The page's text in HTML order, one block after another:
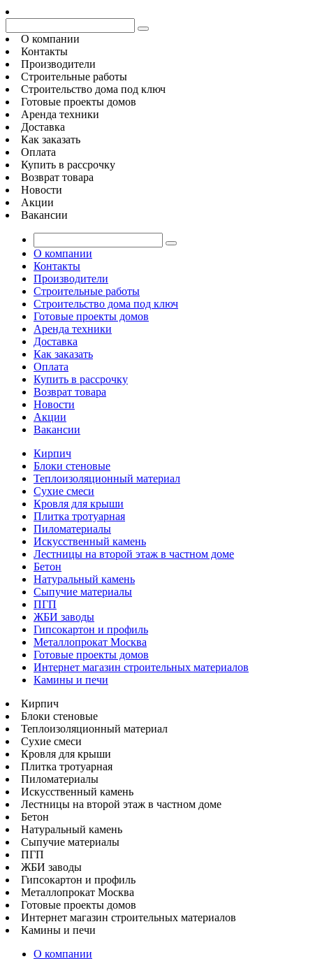
О компании
Контакты
Производители
Строительные работы
Строительство дома под ключ
Готовые проекты домов
Аренда техники
Доставка
Как заказать
Оплата
Купить в рассрочку
Возврат товара
Новости
Акции
Вакансии
О компании
Контакты
Производители
Строительные работы
Строительство дома под ключ
Готовые проекты домов
Аренда техники
Доставка
Как заказать
Оплата
Купить в рассрочку
Возврат товара
Новости
Акции
Вакансии
Кирпич
Блоки стеновые
Теплоизоляционный материал
Сухие смеси
Кровля для крыши
Плитка тротуарная
Пиломатериалы
Искусственный камень
Лестницы на второй этаж в частном доме
Бетон
Натуральный камень
Сыпучие материалы
ПГП
ЖБИ заводы
Гипсокартон и профиль
Металлопрокат Москва
Готовые проекты домов
Интернет магазин строительных материалов
Камины и печи
Кирпич
Блоки стеновые
Теплоизоляционный материал
Сухие смеси
Кровля для крыши
Плитка тротуарная
Пиломатериалы
Искусственный камень
Лестницы на второй этаж в частном доме
Бетон
Натуральный камень
Сыпучие материалы
ПГП
ЖБИ заводы
Гипсокартон и профиль
Металлопрокат Москва
Готовые проекты домов
Интернет магазин строительных материалов
Камины и печи
О компании